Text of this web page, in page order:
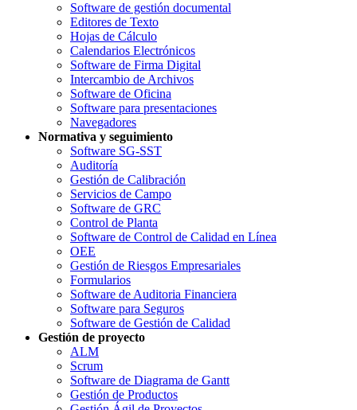
Software de gestión documental
Editores de Texto
Hojas de Cálculo
Calendarios Electrónicos
Software de Firma Digital
Intercambio de Archivos
Software de Oficina
Software para presentaciones
Navegadores
Normativa y seguimiento
Software SG-SST
Auditoría
Gestión de Calibración
Servicios de Campo
Software de GRC
Control de Planta
Software de Control de Calidad en Línea
OEE
Gestión de Riesgos Empresariales
Formularios
Software de Auditoria Financiera
Software para Seguros
Software de Gestión de Calidad
Gestión de proyecto
ALM
Scrum
Software de Diagrama de Gantt
Gestión de Productos